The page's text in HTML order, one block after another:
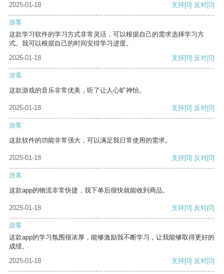
2025-01-18 支持[0] 反对[0]
游客
这款学习软件的学习方式非常灵活，可以根据自己的需求选择学习方
式。我可以根据自己的时间安排学习进度。
2025-01-18
支持[0] 反对[0]
游客
这款游戏的音乐非常优美，听了让人心旷神怡。
2025-01-18 支持[0] 反对[0]
游客
这款软件的功能非常强大，可以满足我日常使用的需求。
2025-01-18 支持[0] 反对[0]
游客
这款app的物流非常快捷，我下单后很快就能收到商品。
2025-01-18 支持[0] 反对[0]
游客
这款app的学习氛围很浓厚，能够激励我不断学习，让我能够取得更好的
成绩。
2025-01-18
支持[0] 反对[0]